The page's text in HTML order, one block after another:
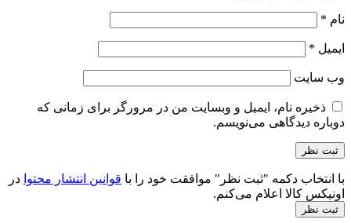
نام *
ایمیل *
وب‌ سایت
ذخیره نام، ایمیل و وبسایت من در مرورگر برای زمانی که
دوباره دیدگاهی می‌نویسم.
با انتخاب دکمه "ثبت نظر" موافقت خود را با قوانین انتشار محتوا در
اونیکس کالا اعلام می‌کنم.
ثبت نظر